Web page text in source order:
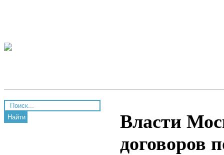
Найти
Власти
договоров